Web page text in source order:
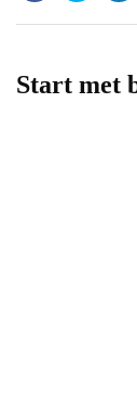
Start met